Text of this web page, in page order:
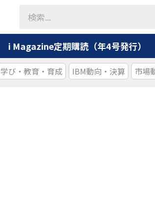
i Magazine定期購読（年4号発行）
学び・教育・育成 IBM動向・決算 市場